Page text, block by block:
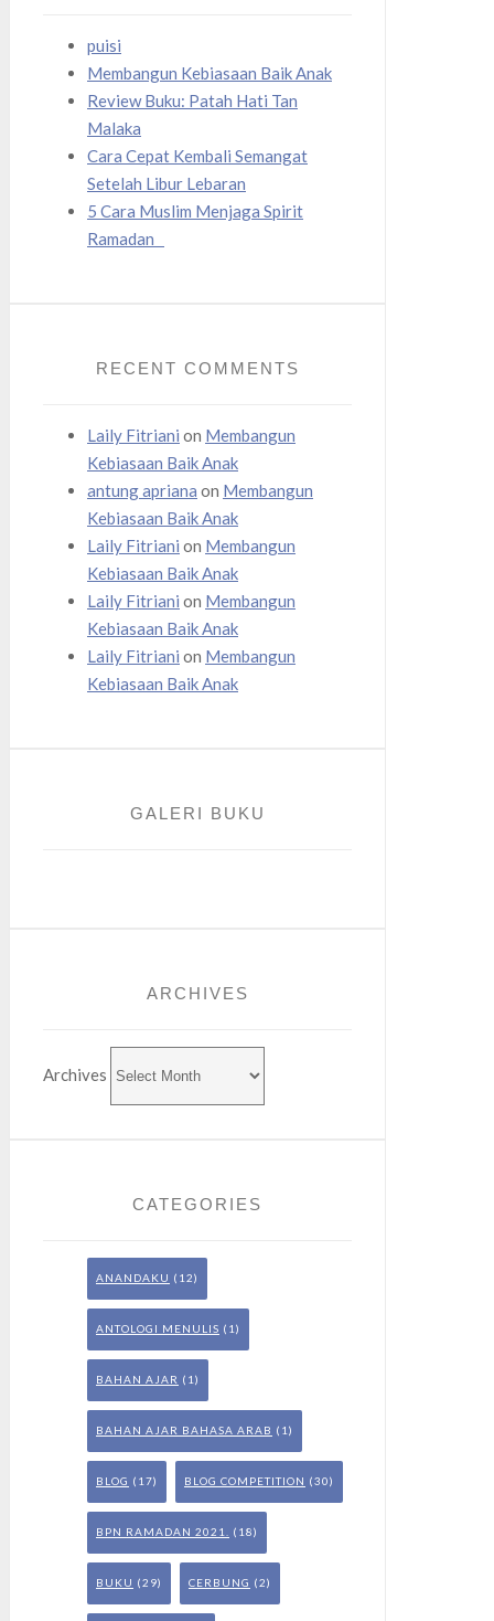
puisi
Membangun Kebiasaan Baik Anak
Review Buku: Patah Hati Tan
Malaka
Cara Cepat Kembali Semangat
Setelah Libur Lebaran
5 Cara Muslim Menjaga Spirit
Ramadan
RECENT COMMENTS
Laily Fitriani on Membangun
Kebiasaan Baik Anak
antung apriana on Membangun
Kebiasaan Baik Anak
Laily Fitriani on Membangun
Kebiasaan Baik Anak
Laily Fitriani on Membangun
Kebiasaan Baik Anak
Laily Fitriani on Membangun
Kebiasaan Baik Anak
GALERI BUKU
ARCHIVES
Archives
CATEGORIES
ANANDAKU (12)
ANTOLOGI MENULIS (1)
BAHAN AJAR (1)
BAHAN AJAR BAHASA ARAB (1)
BLOG (17) BLOG COMPETITION (30)
BPN RAMADAN 2021. (18)
BUKU (29) CERBUNG (2)